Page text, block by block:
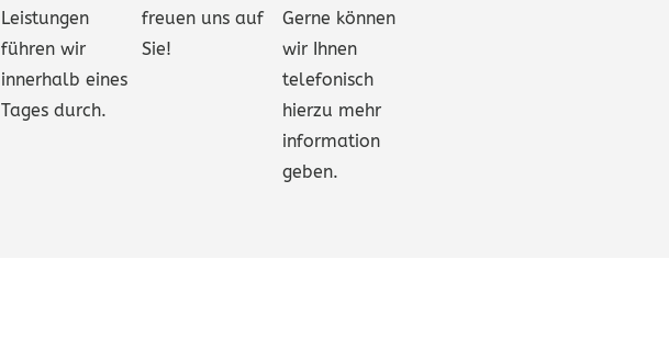
Leistungen
führen wir
innerhalb eines
Tages durch.
freuen uns auf
Sie!
Gerne können
wir Ihnen
telefonisch
hierzu mehr
information
geben.